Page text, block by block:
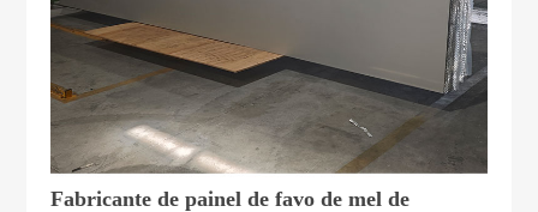
Fabricante de painel de favo de mel de